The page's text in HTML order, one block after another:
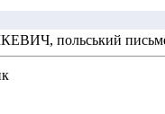
польський